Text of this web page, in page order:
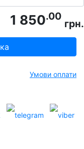
1 850.00
грн.
Умови оплати